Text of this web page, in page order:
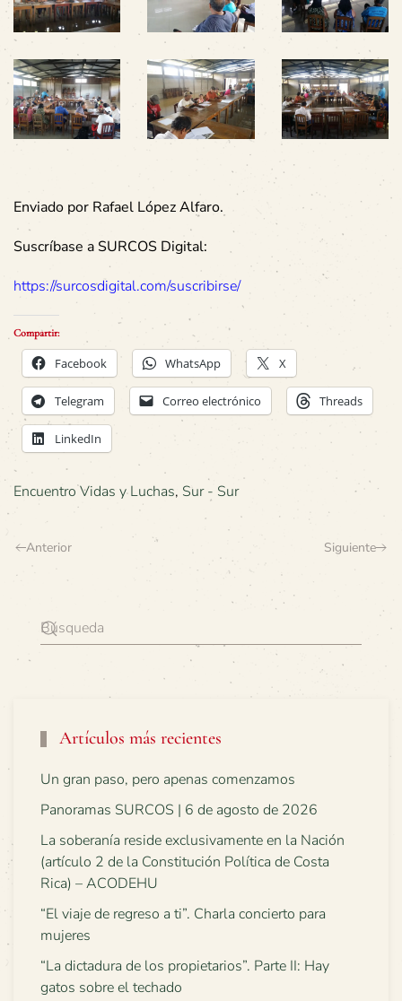
Enviado por Rafael López Alfaro.
Suscríbase a SURCOS Digital:
https://surcosdigital.com/suscribirse/
Compartir:
Facebook WhatsApp X
Telegram Correo electrónico Threads
LinkedIn
Encuentro Vidas y Luchas, Sur - Sur
Anterior Siguiente
Artículos más recientes
Un gran paso, pero apenas comenzamos
Panoramas SURCOS | 6 de agosto de 2026
La soberanía reside exclusivamente en la Nación
(artículo 2 de la Constitución Política de Costa
Rica) – ACODEHU
“El viaje de regreso a ti”. Charla concierto para
mujeres
“La dictadura de los propietarios”. Parte II: Hay
gatos sobre el techado